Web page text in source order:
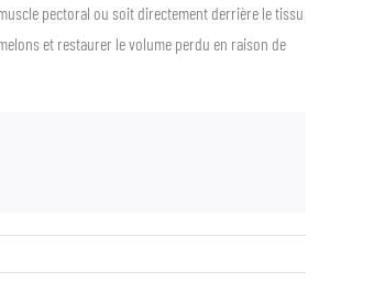
pectoral ou soit directement derrière le tissu
et restaurer le volume perdu en raison de